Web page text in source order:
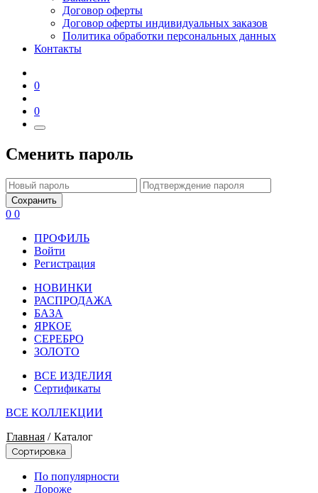
Договор оферты
Договор оферты индивидуальных заказов
Политика обработки персональных данных
Контакты
0
0
Сменить пароль
Сохранить
0 0
ПРОФИЛЬ
Войти
Регистрация
НОВИНКИ
РАСПРОДАЖА
БАЗА
ЯРКОЕ
СЕРЕБРО
ЗОЛОТО
ВСЕ ИЗДЕЛИЯ
Сертификаты
ВСЕ КОЛЛЕКЦИИ
Главная / Каталог
Сортировка
По популярности
Дороже